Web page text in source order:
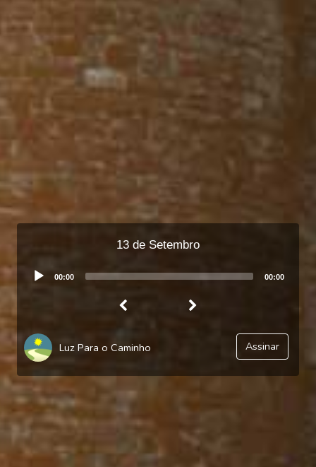
13 de Setembro
Audio
00:00 00:00
Luz Para o Caminho Assinar